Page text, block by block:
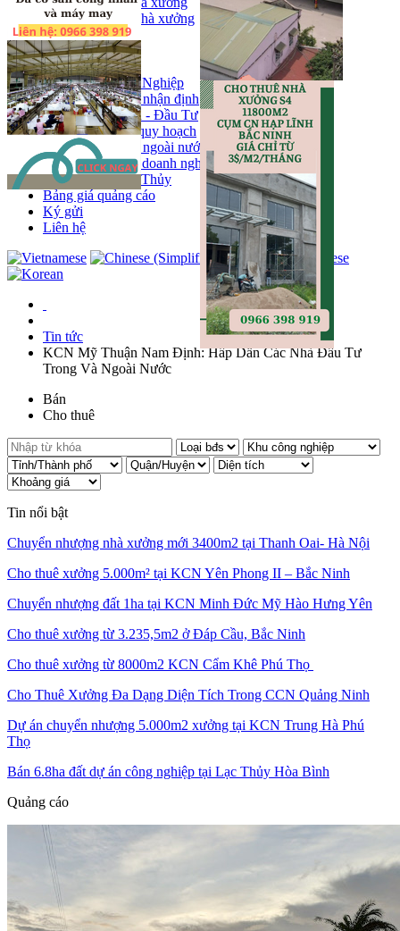
Cho thuê nhà xưởng
Kho
Mặt bằng
Tin tức
Khu Công Nghiệp
Phân tích - nhận định
Chính sách - Đầu Tư
Thông tin quy hoạch
Thị trường ngoài nước
Hoạt động doanh nghiẹp
Tin Phong Thủy
Bảng giá quảng cáo
Ký gửi
Liên hệ
Tin tức
KCN Mỹ Thuận Nam Định: Hấp Dẫn Các Nhà Đầu Tư
Trong Và Ngoài Nước
Bán
Cho thuê
Tin nổi bật
Chuyển nhượng nhà xưởng mới 3400m2 tại Thanh Oai- Hà Nội
Cho thuê xưởng 5.000m² tại KCN Yên Phong II – Bắc Ninh
Chuyển nhượng đất 1ha tại KCN Minh Đức Mỹ Hào Hưng Yên
Cho thuê xưởng từ 3.235,5m2 ở Đáp Cầu, Bắc Ninh
Cho thuê xưởng từ 8000m2 KCN Cẩm Khê Phú Thọ
Cho Thuê Xưởng Đa Dạng Diện Tích Trong CCN Quảng Ninh
Dự án chuyển nhượng 5.000m2 xưởng tại KCN Trung Hà Phú
Thọ
Bán 6.8ha đất dự án công nghiệp tại Lạc Thủy Hòa Bình
Quảng cáo